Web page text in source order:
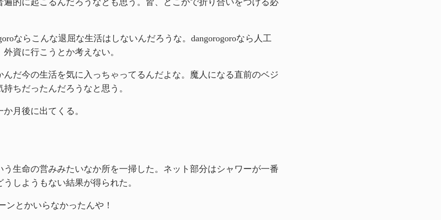
遍的に起こるんだろうなとも思う。皆、どこかで折り合いをつける必
ならこんな退屈な生活はしないんだろうな。dangorogoroなら人工
資に行こうとか考えない。
んだ今の生活を気に入っちゃってるんだよな。魔人になる直前のベジ
ちだったんだろうなと思う。
月後に出てくる。
う生命の営みみたいなか所を一掃した。ネット部分はシャワーが一番
しようもない結果が得られた。
ンとかいらなかったんや！